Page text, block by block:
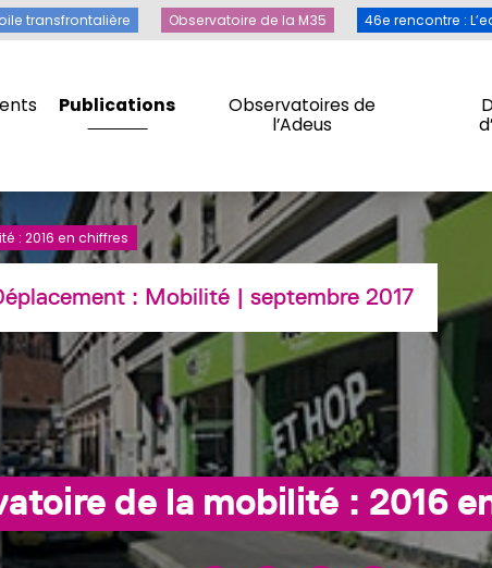
Publications
Observatoires de
l’Adeus
transfrontalière Observatoire de la M35 46e rencontre :
Toile transfrontalière Observatoire de la M35 46e
: 2016 en chiffres
: Mobilité| septembre 2017
de la mobilité : 2016